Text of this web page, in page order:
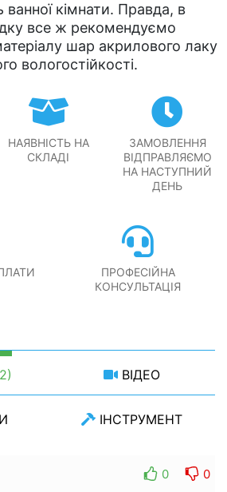
ванної кімнати. Правда, в
все ж рекомендуємо
шар акрилового лаку
вологостійкості.
НАЯВНІСТЬ НА
СКЛАДІ
ЗАМОВЛЕННЯ
ВІДПРАВЛЯЄМО
НА НАСТУПНИЙ
ДЕНЬ
ПРОФЕСІЙНА
КОНСУЛЬТАЦІЯ
ВІДЕО
ІНСТРУМЕНТ
0 0